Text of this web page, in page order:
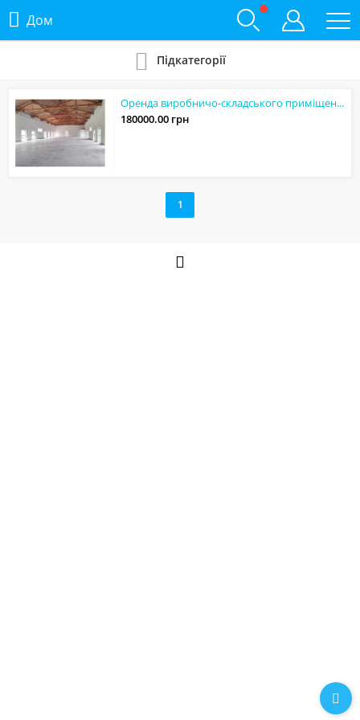
Дом
Підкатегорії
Оренда виробничо-складського приміщення, 900 кв/м, вул.Дудаєва, потужність елект...
180000.00 грн
1